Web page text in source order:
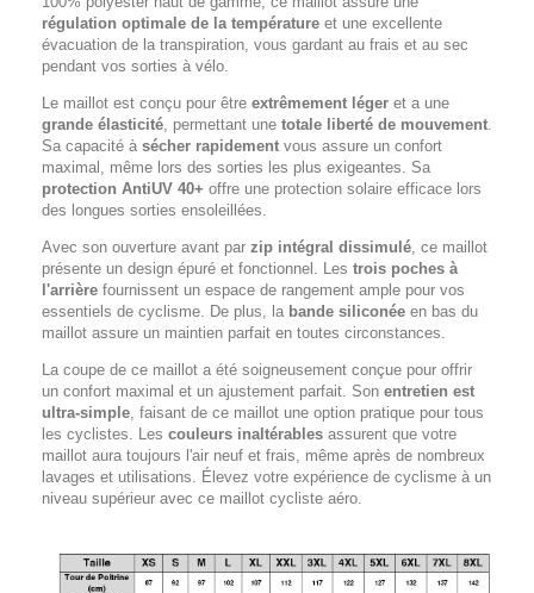
régulation optimale de la température et une excellente
évacuation de la transpiration, vous gardant au frais et au sec
pendant vos sorties à vélo.
Le maillot est conçu pour être extrêmement léger et a une
grande élasticité, permettant une totale liberté de mouvement.
Sa capacité à sécher rapidement vous assure un confort
maximal, même lors des sorties les plus exigeantes. Sa
protection AntiUV 40+ offre une protection solaire efficace lors
des longues sorties ensoleillées.
Avec son ouverture avant par zip intégral dissimulé, ce maillot
présente un design épuré et fonctionnel. Les trois poches à
l'arrière fournissent un espace de rangement ample pour vos
essentiels de cyclisme. De plus, la bande siliconée en bas du
maillot assure un maintien parfait en toutes circonstances.
La coupe de ce maillot a été soigneusement conçue pour offrir
un confort maximal et un ajustement parfait. Son entretien est
ultra-simple, faisant de ce maillot une option pratique pour tous
les cyclistes. Les couleurs inaltérables assurent que votre
maillot aura toujours l'air neuf et frais, même après de nombreux
lavages et utilisations. Élevez votre expérience de cyclisme à un
niveau supérieur avec ce maillot cycliste aéro.